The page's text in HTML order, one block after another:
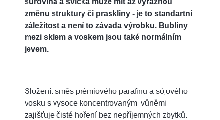
změnu struktury či praskliny - je to standartní
záležitost a není to závada výrobku. Bubliny
mezi sklem a voskem jsou také normálním
jevem.
Složení: směs prémiového parafínu a sójového
vosku s vysoce koncentrovanými vůněmi
zajišťuje čisté hoření bez nepříjemných zbytků.